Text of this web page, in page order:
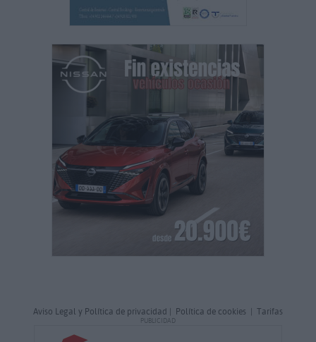
Aviso Legal y Política de privacidad | Política de cookies | Tarifas
PUBLICIDAD